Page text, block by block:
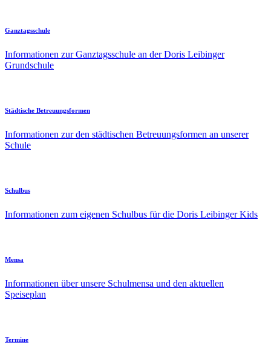
Ganztagsschule
Informationen zur Ganztagsschule an der Doris Leibinger
Grundschule
Städtische Betreuungsformen
Informationen zur den städtischen Betreuungsformen an unserer
Schule
Schulbus
Informationen zum eigenen Schulbus für die Doris Leibinger Kids
Mensa
Informationen über unsere Schulmensa und den aktuellen
Speiseplan
Termine